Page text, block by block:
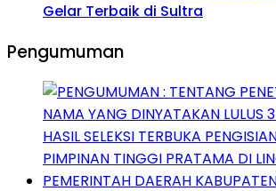
Gelar Terbaik di Sultra
Pengumuman